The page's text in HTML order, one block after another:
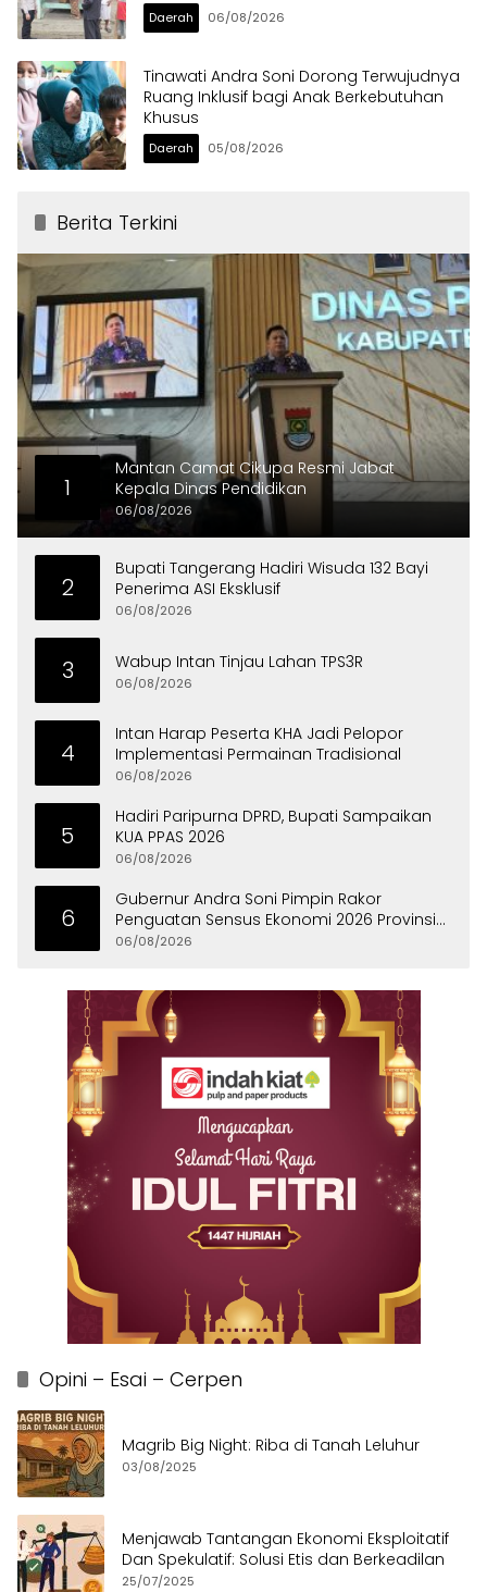
Daerah 06/08/2026
Tinawati Andra Soni Dorong Terwujudnya
Ruang Inklusif bagi Anak Berkebutuhan
Khusus
Daerah 05/08/2026
Berita Terkini
1
Mantan Camat Cikupa Resmi Jabat
Kepala Dinas Pendidikan
06/08/2026
2
Bupati Tangerang Hadiri Wisuda 132 Bayi
Penerima ASI Eksklusif
06/08/2026
3 Wabup Intan Tinjau Lahan TPS3R
06/08/2026
4
Intan Harap Peserta KHA Jadi Pelopor
Implementasi Permainan Tradisional
06/08/2026
5
Hadiri Paripurna DPRD, Bupati Sampaikan
KUA PPAS 2026
06/08/2026
6
Gubernur Andra Soni Pimpin Rakor
Penguatan Sensus Ekonomi 2026 Provinsi
Banten
06/08/2026
Opini – Esai – Cerpen
Magrib Big Night: Riba di Tanah Leluhur
03/08/2025
Menjawab Tantangan Ekonomi Eksploitatif
Dan Spekulatif: Solusi Etis dan Berkeadilan
25/07/2025